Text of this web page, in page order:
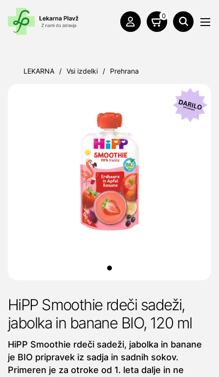
0
LEKARNA / Vsi izdelki / Prehrana
HiPP Smoothie rdeči sadeži,
jabolka in banane BIO, 120 ml
HiPP Smoothie rdeči sadeži, jabolka in banane
je BIO pripravek iz sadja in sadnih sokov.
Primeren je za otroke od 1. leta dalje in ne